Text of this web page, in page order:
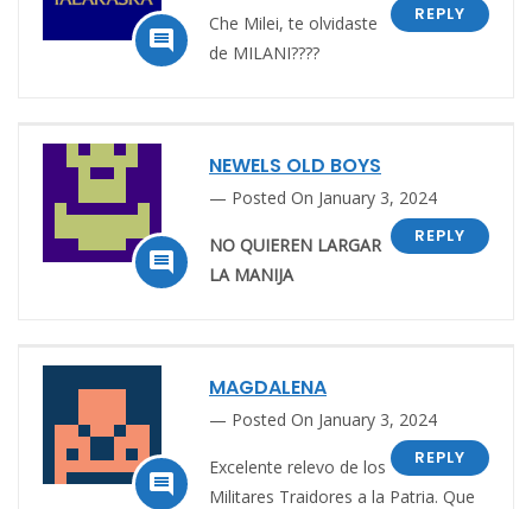

REPLY
Che Milei, te olvidaste
de MILANI????

NEWELS OLD BOYS
Posted On January 3, 2024
REPLY
NO QUIEREN LARGAR
LA MANIJA

MAGDALENA
Posted On January 3, 2024
REPLY
Excelente relevo de los
Militares Traidores a la Patria. Que